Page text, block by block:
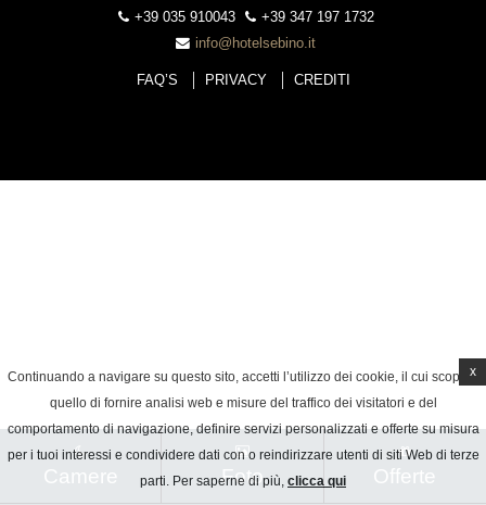
Camere Foto Offerte
+39 035 910043
+39 347 197 1732
info@hotelsebino.it
FAQ’S PRIVACY CREDITI
Continuando a navigare su questo sito, accetti l’utilizzo dei cookie, il cui scopo è
quello di fornire analisi web e misure del traffico dei visitatori e del
comportamento di navigazione, definire servizi personalizzati e offerte su misura
per i tuoi interessi e condividere dati con o reindirizzare utenti di siti Web di terze
parti. Per saperne di più, clicca qui
x